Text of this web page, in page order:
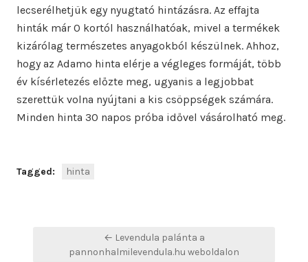
lecserélhetjük egy nyugtató hintázásra. Az effajta
hinták már 0 kortól használhatóak, mivel a termékek
kizárólag természetes anyagokból készülnek. Ahhoz,
hogy az Adamo hinta elérje a végleges formáját, több
év kísérletezés előzte meg, ugyanis a legjobbat
szerettük volna nyújtani a kis csöppségek számára.
Minden hinta 30 napos próba idővel vásárolható meg.
Tagged: hinta
navigáció
← Levendula palánta a
pannonhalmilevendula.hu weboldalon